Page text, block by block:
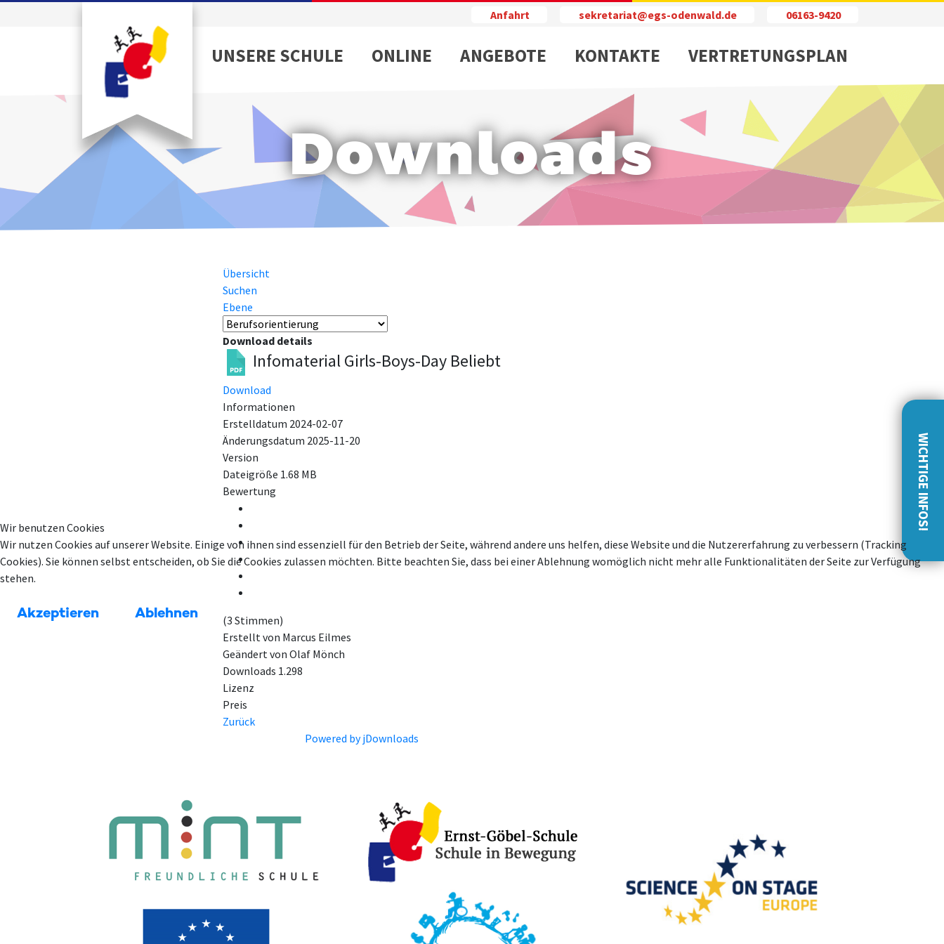
WICHTIGE INFOS!
Anfahrt sekretariat@egs-odenwald.de 06163-9420
UNSERE SCHULE ONLINE ANGEBOTE KONTAKTE VERTRETUNGSPLAN
Downloads
Übersicht
Suchen
Ebene
Download details
Infomaterial Girls-Boys-Day Beliebt
Download
Informationen
Erstelldatum 2024-02-07
Änderungsdatum 2025-11-20
Version
Dateigröße 1.68 MB
Bewertung
(3 Stimmen)
Erstellt von Marcus Eilmes
Geändert von Olaf Mönch
Downloads 1.298
Lizenz
Preis
Zurück
Powered by jDownloads
Wir benutzen Cookies
Wir nutzen Cookies auf unserer Website. Einige von ihnen sind essenziell für den Betrieb der Seite, während andere uns helfen, diese Website und die Nutzererfahrung zu verbessern (Tracking
Cookies). Sie können selbst entscheiden, ob Sie die Cookies zulassen möchten. Bitte beachten Sie, dass bei einer Ablehnung womöglich nicht mehr alle Funktionalitäten der Seite zur Verfügung
stehen.
Akzeptieren Ablehnen